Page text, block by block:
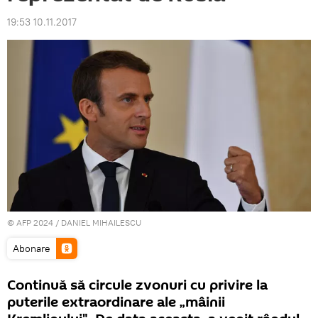
19:53 10.11.2017
© AFP 2024 / DANIEL MIHAILESCU
Abonare
Continuă să circule zvonuri cu privire la
puterile extraordinare ale „mâinii